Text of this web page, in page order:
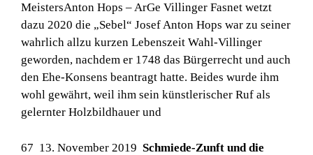
MeistersAnton Hops – ArGe Villinger Fasnet wetzt
dazu 2020 die „Sebel“ Josef Anton Hops war zu seiner
wahrlich allzu kurzen Lebenszeit Wahl-Villinger
geworden, nachdem er 1748 das Bürgerrecht und auch
den Ehe-Konsens beantragt hatte. Beides wurde ihm
wohl gewährt, weil ihm sein künstlerischer Ruf als
gelernter Holzbildhauer und
67 13. November 2019 Schmiede-Zunft und die